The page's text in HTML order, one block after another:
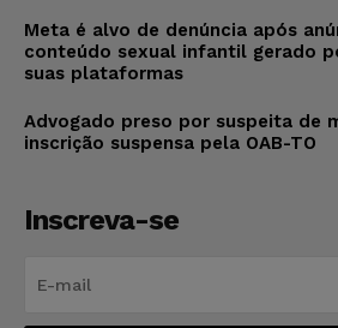
Meta é alvo de denúncia após
conteúdo sexual infantil gerado
suas plataformas
Advogado preso por suspeita de
inscrição suspensa pela OAB-TO
Inscreva-se